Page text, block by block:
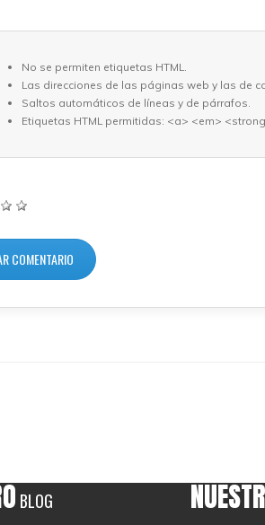
No se permiten etiquetas HTML.
Las direcciones de las páginas web y las de
Saltos automáticos de líneas y de párrafos.
Etiquetas HTML permitidas: <a> <em>
BLOG